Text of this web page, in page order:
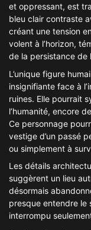
et oppressant, est
bleu clair contraste
créant une tension
volent à l’horizon,
de la persistance de
L’unique figure
insignifiante face à
ruines. Elle pourrait
l’humanité, encore
Ce personnage
vestige d’un passé
ou simplement à
Les détails
suggèrent un lieu
désormais
presque entendre le
interrompu